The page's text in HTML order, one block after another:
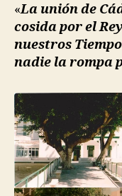
«La unión de
cosida por el
nuestros
nadie la rompa